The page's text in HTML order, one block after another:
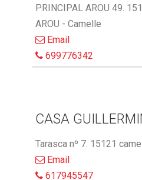
PRINCIPAL AROU 49.
AROU - Camelle
Email
699776342
CASA
Tarasca nº 7. 15121
Email
617945547